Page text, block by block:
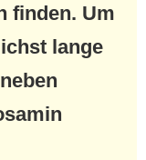
finden. Um
lange